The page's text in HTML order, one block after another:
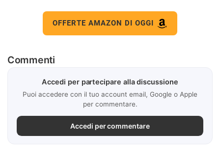
OFFERTE AMAZON DI OGGI
Commenti
Accedi per partecipare alla discussione
Puoi accedere con il tuo account email, Google o Apple
per commentare.
Accedi per commentare